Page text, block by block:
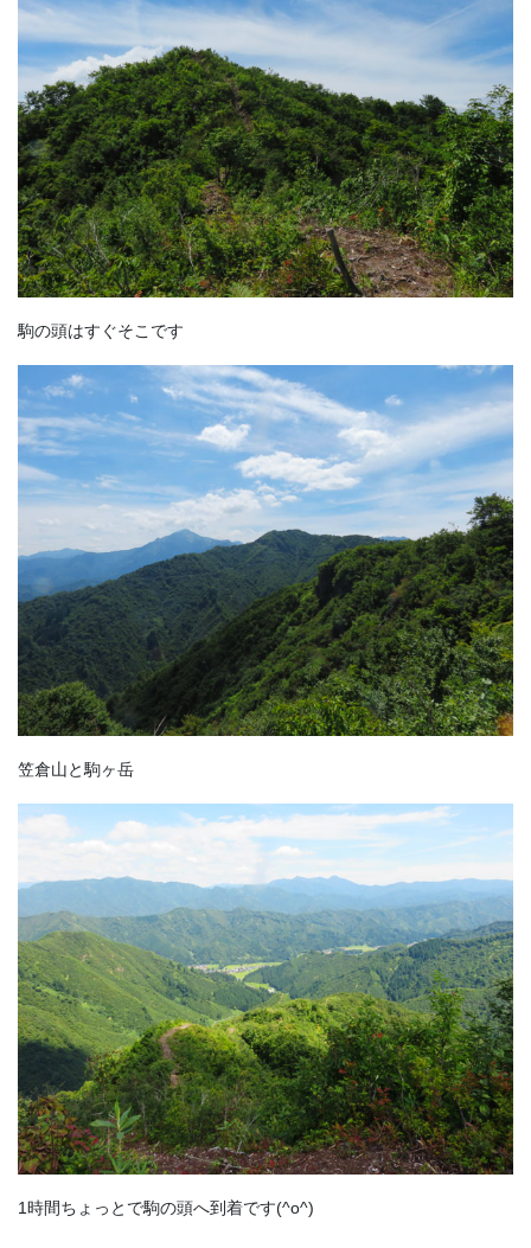
駒の頭はすぐそこです
笠倉山と駒ヶ岳
1時間ちょっとで駒の頭へ到着です(^o^)